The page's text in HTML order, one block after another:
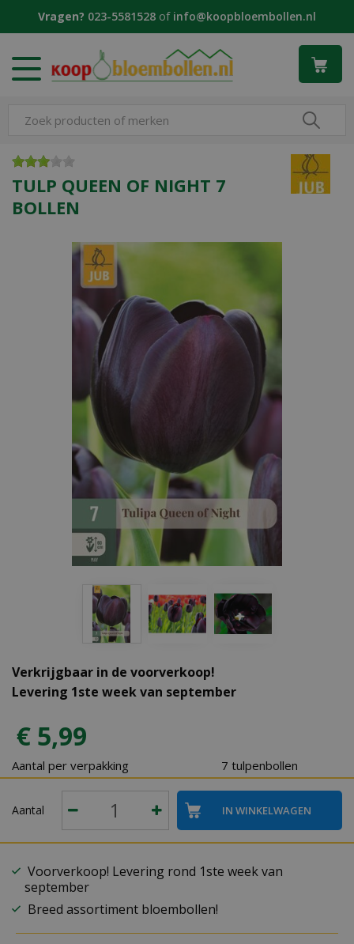
Vragen? 023-5581528 of info@koopbloembollen.nl
TULP QUEEN OF NIGHT 7
BOLLEN
Verkrijgbaar in de voorverkoop!
Levering 1ste week van september
€ 5,99
Aantal per verpakking 7 tulpenbollen
Aantal
Voorverkoop! Levering rond 1ste week van
september
Breed assortiment bloembollen!